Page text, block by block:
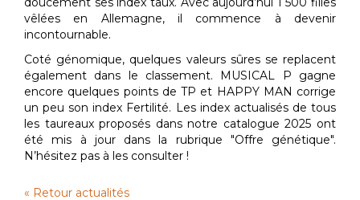
vêlées en Allemagne, il commence à devenir
incontournable.
Coté génomique, quelques valeurs sûres se replacent
également dans le classement. MUSICAL P gagne
encore quelques points de TP et HAPPY MAN corrige
un peu son index Fertilité. Les index actualisés de tous
les taureaux proposés dans notre catalogue 2025 ont
été mis à jour dans la rubrique "Offre génétique".
N’hésitez pas à les consulter !
« Retour actualités